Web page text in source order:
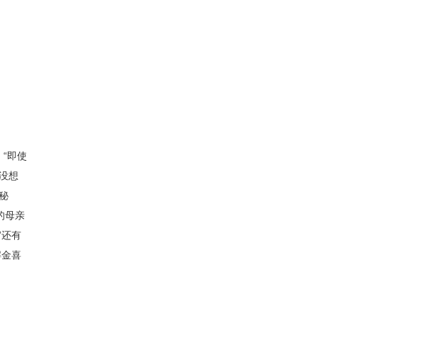
即使
想
母亲
有
喜